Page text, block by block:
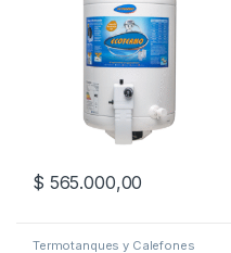
$ 565.000,00
Este producto tiene
Termotanques y Calefones